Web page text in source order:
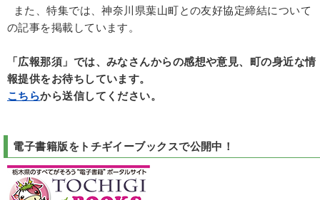
また、特集では、神奈川県葉山町との友好協定締結について
の記事を掲載しています。
「広報那須」では、みなさんからの感想や意見、町の身近な情
報提供をお待ちしています。
こちらから送信してください。
電子書籍版をトチギイーブックスで公開中！